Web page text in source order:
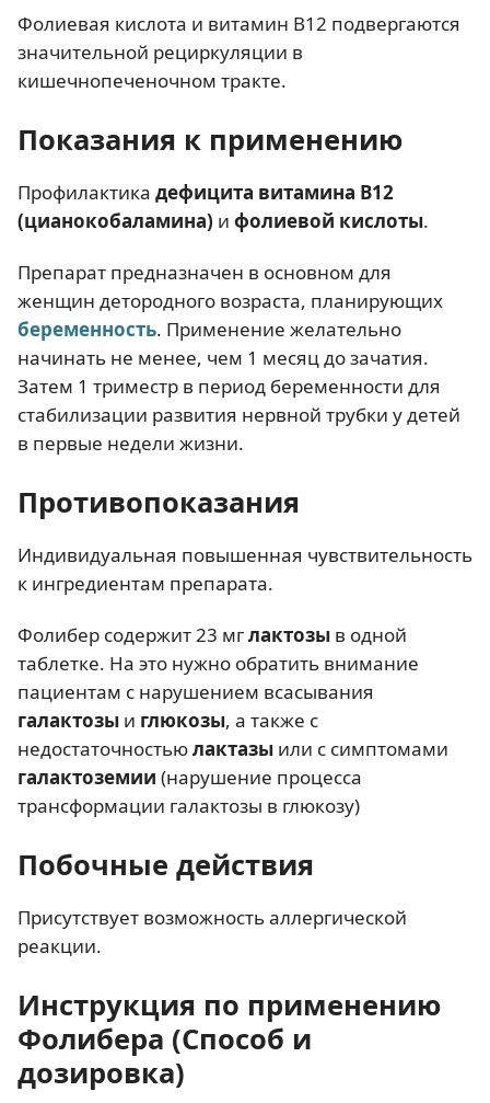
Фолиевая кислота и витамин В12 подвергаются
значительной рециркуляции в
кишечнопеченочном тракте.
Показания к применению
Профилактика дефицита витамина В12
(цианокобаламина) и фолиевой кислоты.
Препарат предназначен в основном для
женщин детородного возраста, планирующих
беременность. Применение желательно
начинать не менее, чем 1 месяц до зачатия.
Затем 1 триместр в период беременности для
стабилизации развития нервной трубки у детей
в первые недели жизни.
Противопоказания
Индивидуальная повышенная чувствительность
к ингредиентам препарата.
Фолибер содержит 23 мглактозы в одной
таблетке. На это нужно обратить внимание
пациентам с нарушением всасывания
галактозы и глюкозы, а также с
недостаточностьюлактазы или с симптомами
галактоземии (нарушение процесса
трансформации галактозы в глюкозу)
Побочные действия
Присутствует возможность аллергической
реакции.
Инструкция по применению
Фолибера (Способ и
дозировка)